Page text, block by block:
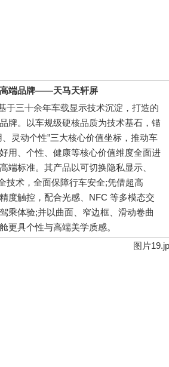
端品牌——天马天轩屏
三十余年车载显示技术沉淀，打造的
牌。以车规级硬核品质为技术基石，锚
灵动个性”三大核心价值坐标，推动车
用、个性、健康等核心价值维度全面进
端标准。其产品以可切换隐私显示、
技术，全面保障行车安全;凭借超高
度触控，配合光感、NFC 等多模态交
乘体验;并以曲面、窄边框、滑动卷曲
更具个性与高端美学质感。